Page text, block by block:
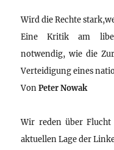
Wird die Rechte
Eine Kritik am
notwendig, wie die
Verteidigung eines
VonPeter Nowak
Wir reden über
aktuellen Lage der